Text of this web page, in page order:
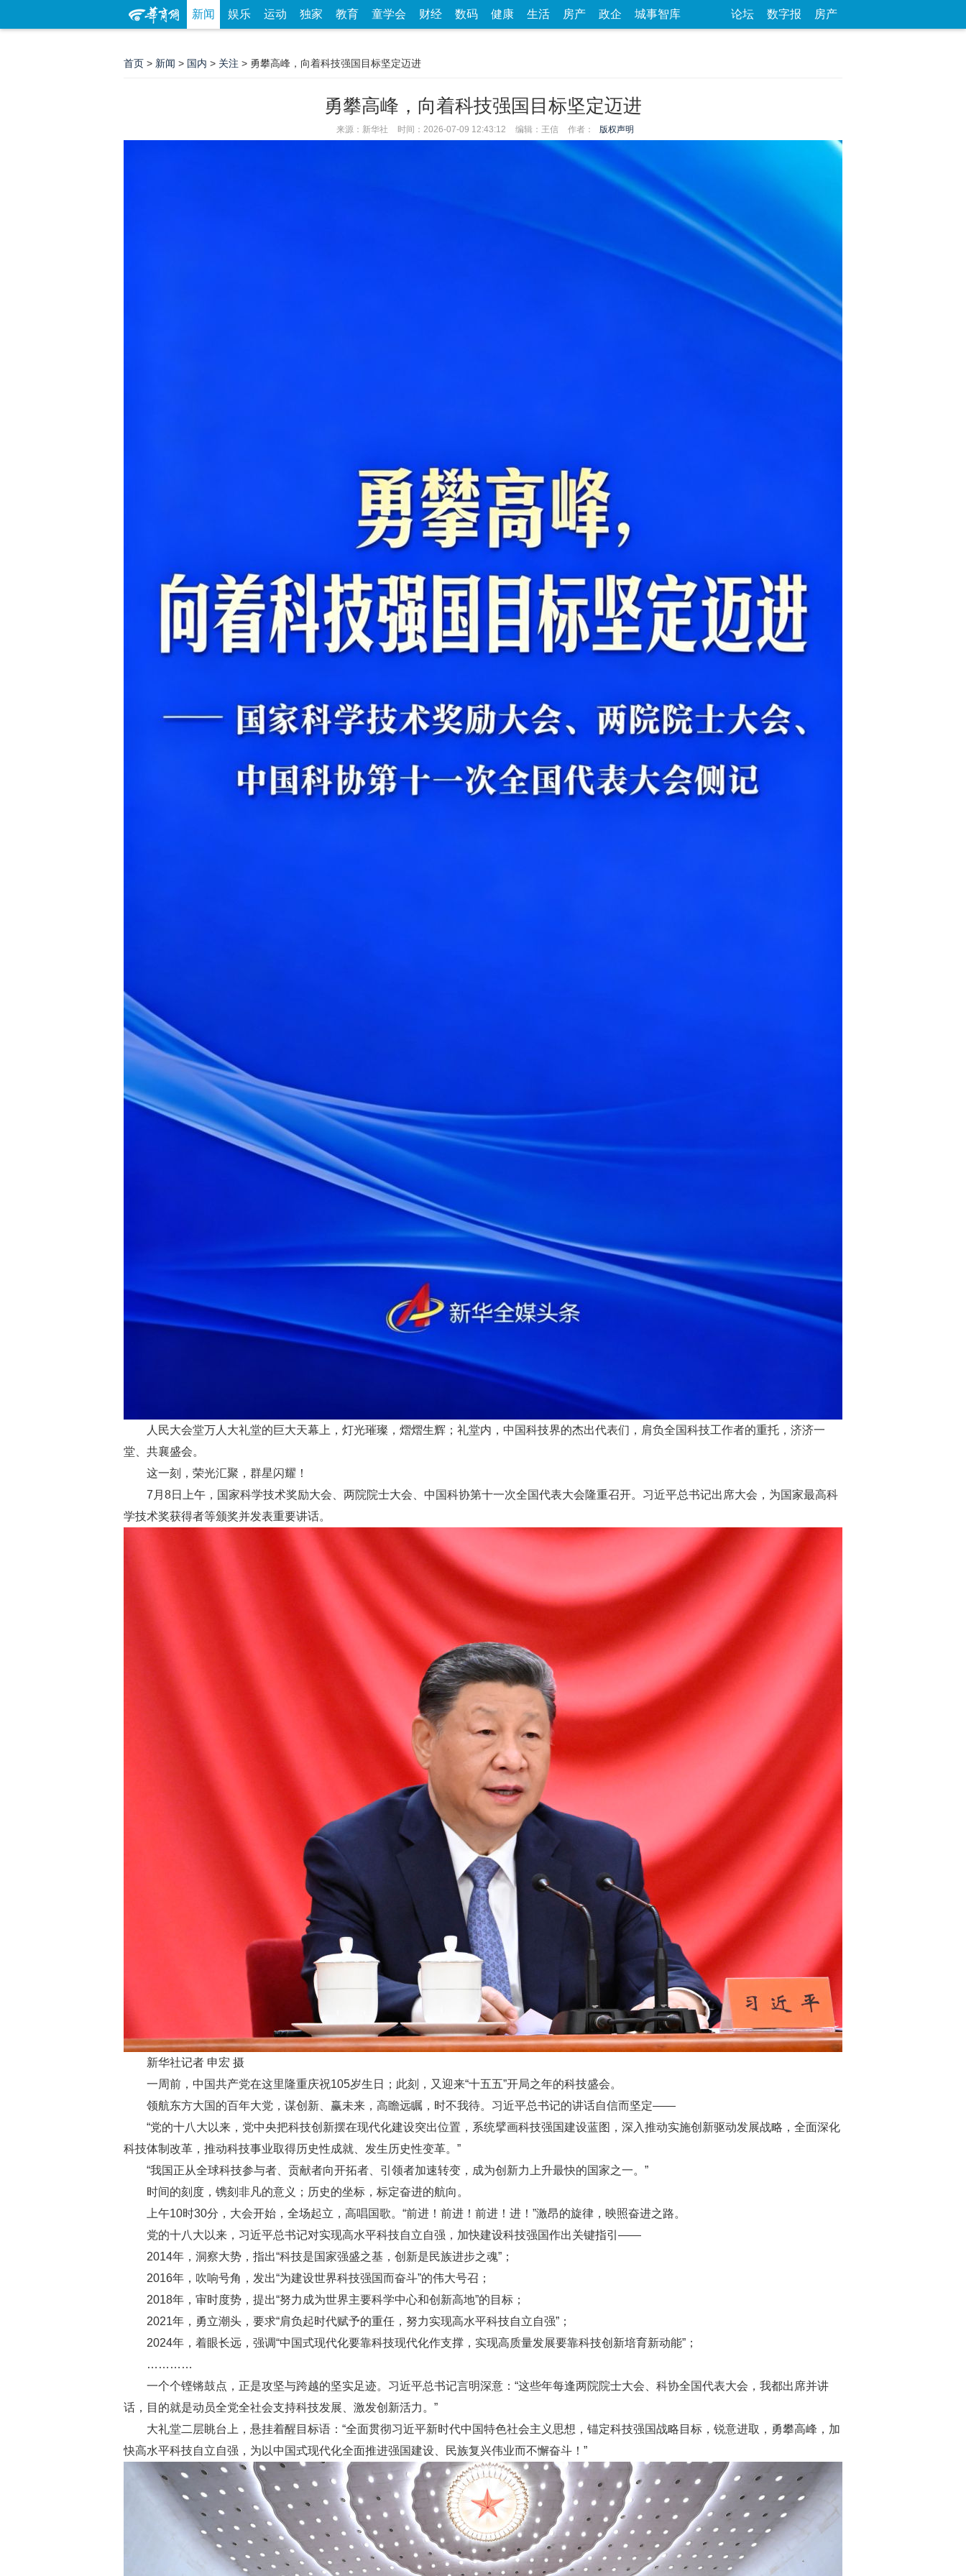
新闻 娱乐 运动 独家 教育 童学会 财经 数码 健康 生活 房产 政企 城事智库 论坛 数字报 房产
首页 > 新闻 > 国内 > 关注 > 勇攀高峰，向着科技强国目标坚定迈进
勇攀高峰，向着科技强国目标坚定迈进
来源：新华社 时间：2026-07-09 12:43:12 编辑：王信 作者： 版权声明
人民大会堂万人大礼堂的巨大天幕上，灯光璀璨，熠熠生辉；礼堂内，中国科技界的杰出代表们，肩负全国科技工作者的重托，济济一
堂、共襄盛会。
这一刻，荣光汇聚，群星闪耀！
7月8日上午，国家科学技术奖励大会、两院院士大会、中国科协第十一次全国代表大会隆重召开。习近平总书记出席大会，为国家最高科
学技术奖获得者等颁奖并发表重要讲话。
新华社记者 申宏 摄
一周前，中国共产党在这里隆重庆祝105岁生日；此刻，又迎来“十五五”开局之年的科技盛会。
领航东方大国的百年大党，谋创新、赢未来，高瞻远瞩，时不我待。习近平总书记的讲话自信而坚定——
“党的十八大以来，党中央把科技创新摆在现代化建设突出位置，系统擘画科技强国建设蓝图，深入推动实施创新驱动发展战略，全面深化
科技体制改革，推动科技事业取得历史性成就、发生历史性变革。”
“我国正从全球科技参与者、贡献者向开拓者、引领者加速转变，成为创新力上升最快的国家之一。”
时间的刻度，镌刻非凡的意义；历史的坐标，标定奋进的航向。
上午10时30分，大会开始，全场起立，高唱国歌。“前进！前进！前进！进！”激昂的旋律，映照奋进之路。
党的十八大以来，习近平总书记对实现高水平科技自立自强，加快建设科技强国作出关键指引——
2014年，洞察大势，指出“科技是国家强盛之基，创新是民族进步之魂”；
2016年，吹响号角，发出“为建设世界科技强国而奋斗”的伟大号召；
2018年，审时度势，提出“努力成为世界主要科学中心和创新高地”的目标；
2021年，勇立潮头，要求“肩负起时代赋予的重任，努力实现高水平科技自立自强”；
2024年，着眼长远，强调“中国式现代化要靠科技现代化作支撑，实现高质量发展要靠科技创新培育新动能”；
…………
一个个铿锵鼓点，正是攻坚与跨越的坚实足迹。习近平总书记言明深意：“这些年每逢两院院士大会、科协全国代表大会，我都出席并讲
话，目的就是动员全党全社会支持科技发展、激发创新活力。”
大礼堂二层眺台上，悬挂着醒目标语：“全面贯彻习近平新时代中国特色社会主义思想，锚定科技强国战略目标，锐意进取，勇攀高峰，加
快高水平科技自立自强，为以中国式现代化全面推进强国建设、民族复兴伟业而不懈奋斗！”